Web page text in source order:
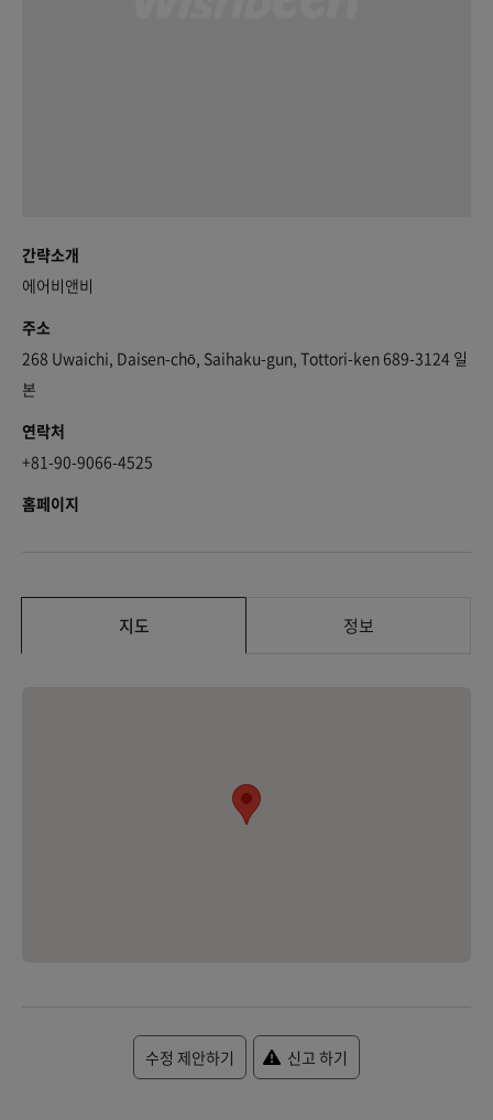
간략소개
에어비앤비
주소
268 Uwaichi, Daisen-chō, Saihaku-gun, Tottori-ken 689-3124 일
본
연락처
+81-90-9066-4525
홈페이지
지도 정보
수정 제안하기 신고 하기